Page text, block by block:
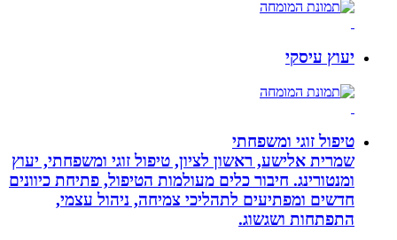
יעוץ עיסקי
טיפול זוגי ומשפחתי
שמרית אלישע, ראשון לציון, טיפול זוגי ומשפחתי, יעוץ
ומנטורינג. חיבור כלים מעולמות הטיפול, פתיחת כיוונים
חדשים ומפתיעים לתהליכי צמיחה, ניהול עצמי,
התפתחות ושגשוג.